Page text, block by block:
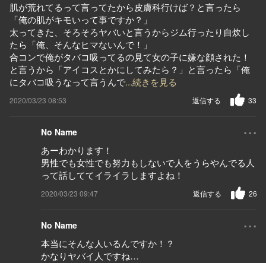
肌が荒れてるって言ってたから皮膚科行けば？と言ったら
「俺の肌がキモいって事ですか？」
太ってきた、そろそろヤバいと言うからジム行ったり自炊し
たら「俺、そんなヒマないんで！」
合コンで俺がタバコ吸ってるの見て女の子に嫌な顔された！
と言うから「アイコスとかにしてみたら？」と言ったら「俺
にタバコ吸うなって言うんで...続きを見る
2020/03/23 08:53 33
返信する
No Name ...
あーわかります！
男性でも女性でも努力もしないで人をうらやんでる人
って話しててイライラしますよね！
2020/03/23 09:47 26
返信する
No Name ...
本当にそんな人いるんですか！？
かなりヤバイ人ですね…